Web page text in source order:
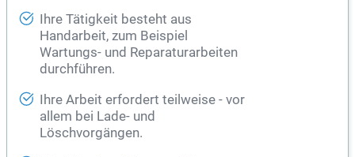
Ihre Tätigkeit besteht aus
Handarbeit, zum Beispiel
Wartungs- und Reparaturarbeiten
durchführen.
Ihre Arbeit erfordert teilweise - vor
allem bei Lade- und
Löschvorgängen.